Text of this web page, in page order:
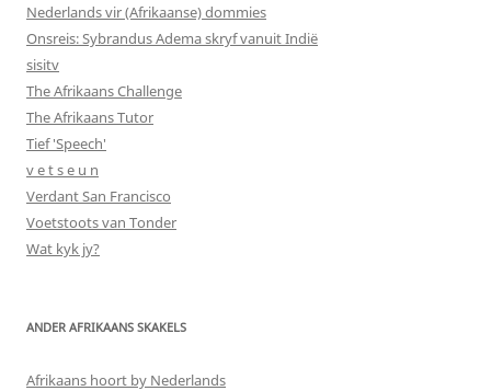
Nederlands vir (Afrikaanse) dommies
Onsreis: Sybrandus Adema skryf vanuit Indië
sisitv
The Afrikaans Challenge
The Afrikaans Tutor
Tief 'Speech'
v e t s e u n
Verdant San Francisco
Voetstoots van Tonder
Wat kyk jy?
ANDER AFRIKAANS SKAKELS
Afrikaans hoort by Nederlands